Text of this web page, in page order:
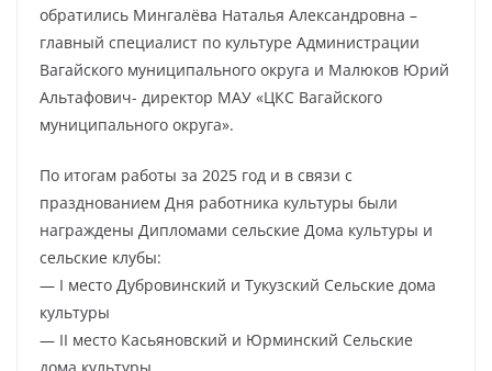
обратились Мингалёва Наталья Александровна –
главный специалист по культуре Администрации
Вагайского муниципального округа и Малюков Юрий
Альтафович- директор МАУ «ЦКС Вагайского
муниципального округа».
По итогам работы за 2025 год и в связи с
празднованием Дня работника культуры были
награждены Дипломами сельские Дома культуры и
сельские клубы:
— I место Дубровинский и Тукузский Сельские дома
культуры
— II место Касьяновский и Юрминский Сельские